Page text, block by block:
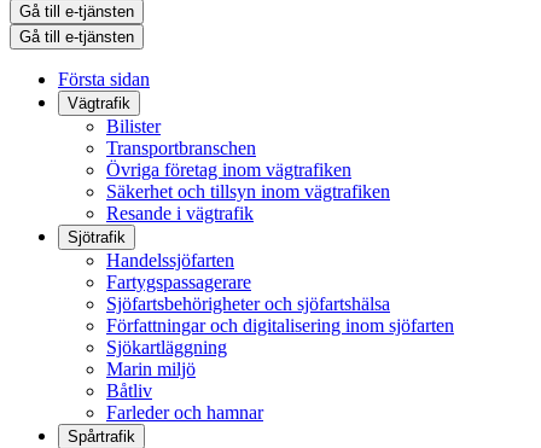
Gå till e-tjänsten
Gå till e-tjänsten
Första sidan
Vägtrafik
Bilister
Transportbranschen
Övriga företag inom vägtrafiken
Säkerhet och tillsyn inom vägtrafiken
Resande i vägtrafik
Sjötrafik
Handelssjöfarten
Fartygspassagerare
Sjöfartsbehörigheter och sjöfartshälsa
Författningar och digitalisering inom sjöfarten
Sjökartläggning
Marin miljö
Båtliv
Farleder och hamnar
Spårtrafik